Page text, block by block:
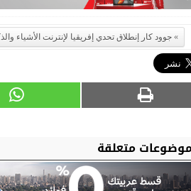
جوود كار إنطلاق تحدي إفريقيا لإنترنت الأشياء
متعلقة